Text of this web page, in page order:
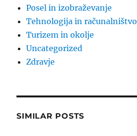
Posel in izobraževanje
Tehnologija in računalništvo
Turizem in okolje
Uncategorized
Zdravje
SIMILAR POSTS